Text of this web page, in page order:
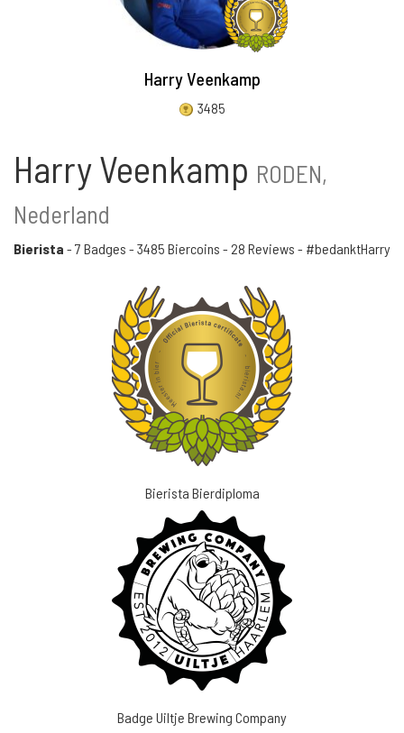
Harry Veenkamp
3485
Harry Veenkamp RODEN,
Nederland
Bierista - 7 Badges - 3485 Biercoins - 28 Reviews - #bedanktHarry
Bierista Bierdiploma
Badge Uiltje Brewing Company